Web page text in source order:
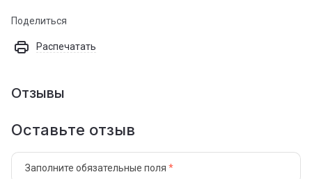
Поделиться
Распечатать
Отзывы
Оставьте отзыв
Заполните обязательные поля *